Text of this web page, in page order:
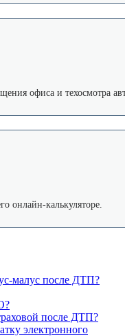
офиса и техосмотра
онлайн-калькуляторе.
малус после ДТП?
после ДТП?
электронного